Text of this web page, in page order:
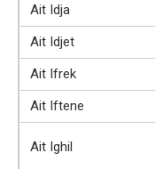
Ait Idja
Ait Idjet
Ait Ifrek
Ait Iftene
Ait Ighil